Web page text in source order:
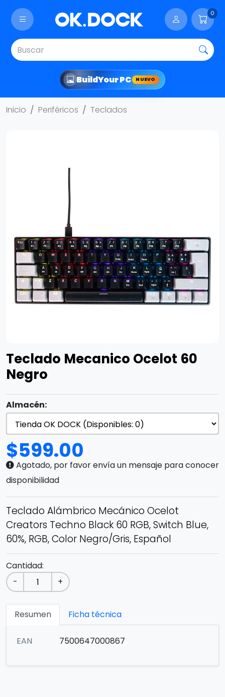
0
BuildYour PC NUEVO
Inicio Periféricos Teclados
Teclado Mecanico Ocelot 60
Negro
Almacén:
$599.00
Agotado, por favor envía un mensaje para conocer
disponibilidad
Teclado Alámbrico Mecánico Ocelot
Creators Techno Black 60 RGB, Switch Blue,
60%, RGB, Color Negro/Gris, Español
Cantidad:
-
+
Resumen Ficha técnica
EAN 7500647000867